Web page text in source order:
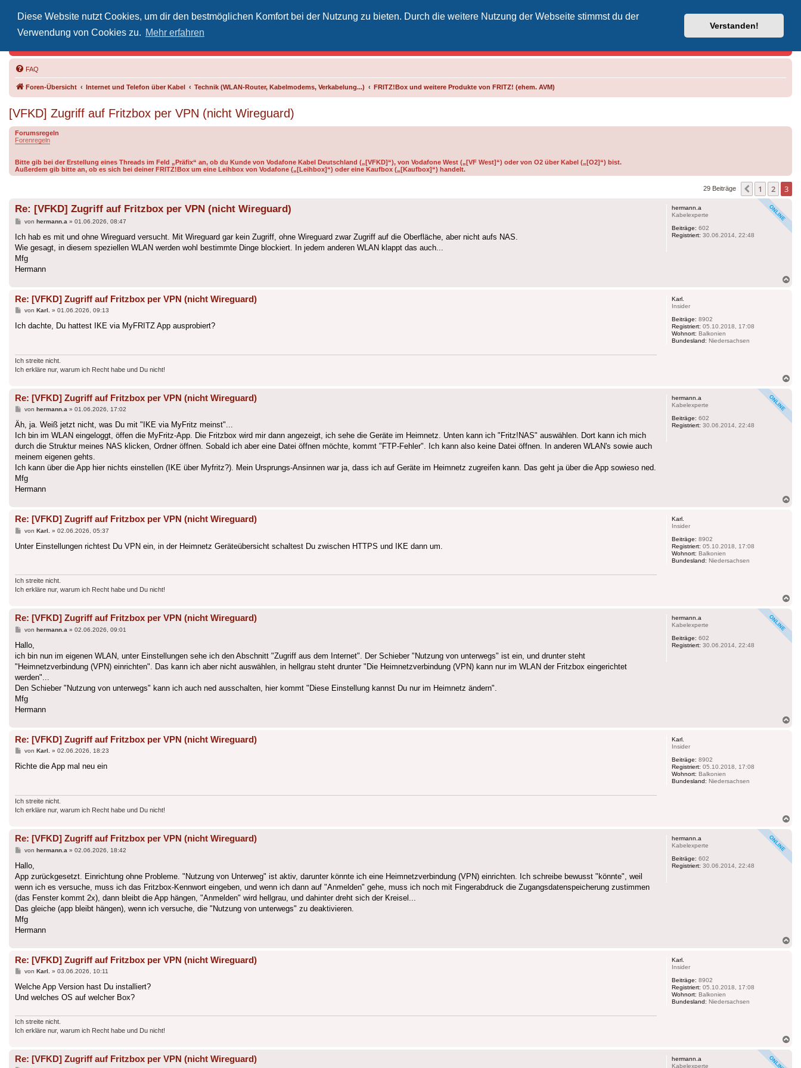
Diese Website nutzt Cookies, um dir den bestmöglichen Komfort bei der Nutzung zu bieten. Durch die weitere Nutzung der Webseite stimmst du der
Verwendung von Cookies zu. Mehr erfahren
Verstanden!
Vodafone-Kabel-Helpdesk
FAQ
Foren-Übersicht Internet und Telefon über Kabel Technik (WLAN-Router, Kabelmodems, Verkabelung...) FRITZ!Box und weitere Produkte von FRITZ! (ehem. AVM)
[VFKD] Zugriff auf Fritzbox per VPN (nicht Wireguard)
Forumsregeln
Forenregeln
Bitte gib bei der Erstellung eines Threads im Feld „Präfix“ an, ob du Kunde von Vodafone Kabel Deutschland („[VFKD]“), von Vodafone West („[VF West]“) oder von O2 über Kabel („[O2]“) bist.
Außerdem gib bitte an, ob es sich bei deiner FRITZ!Box um eine Leihbox von Vodafone („[Leihbox]“) oder eine Kaufbox („[Kaufbox]“) handelt.
29 Beiträge Vorherige
1 2 3
hermann.a
Kabelexperte
Beiträge: 602
Registriert: 30.06.2014, 22:48
Re: [VFKD] Zugriff auf Fritzbox per VPN (nicht Wireguard)
Beitrag
von hermann.a » 01.06.2026, 08:47
Ich hab es mit und ohne Wireguard versucht. Mit Wireguard gar kein Zugriff, ohne Wireguard zwar Zugriff auf die Oberfläche, aber nicht aufs NAS.
Wie gesagt, in diesem speziellen WLAN werden wohl bestimmte Dinge blockiert. In jedem anderen WLAN klappt das auch...
Mfg
Hermann
Karl.
Insider
Beiträge: 8902
Registriert: 05.10.2018, 17:08
Wohnort: Balkonien
Bundesland: Niedersachsen
Re: [VFKD] Zugriff auf Fritzbox per VPN (nicht Wireguard)
Beitrag
von Karl. » 01.06.2026, 09:13
Ich dachte, Du hattest IKE via MyFRITZ App ausprobiert?
Ich streite nicht.
Ich erkläre nur, warum ich Recht habe und Du nicht!
hermann.a
Kabelexperte
Beiträge: 602
Registriert: 30.06.2014, 22:48
Re: [VFKD] Zugriff auf Fritzbox per VPN (nicht Wireguard)
Beitrag
von hermann.a» 01.06.2026, 17:02
Äh, ja. Weiß jetzt nicht, was Du mit "IKE via MyFritz meinst"...
Ich bin im WLAN eingeloggt, öffen die MyFritz-App. Die Fritzbox wird mir dann angezeigt, ich sehe die Geräte im Heimnetz. Unten kann ich "Fritz!NAS" auswählen. Dort kann ich mich
durch die Struktur meines NAS klicken, Ordner öffnen. Sobald ich aber eine Datei öffnen möchte, kommt "FTP-Fehler". Ich kann also keine Datei öffnen. In anderen WLAN's sowie auch
meinem eigenen gehts.
Ich kann über die App hier nichts einstellen (IKE über Myfritz?). Mein Ursprungs-Ansinnen war ja, dass ich auf Geräte im Heimnetz zugreifen kann. Das geht ja über die App sowieso ned.
Mfg
Hermann
Karl.
Insider
Beiträge: 8902
Registriert: 05.10.2018, 17:08
Wohnort: Balkonien
Bundesland: Niedersachsen
Re: [VFKD] Zugriff auf Fritzbox per VPN (nicht Wireguard)
Beitrag
von Karl. » 02.06.2026, 05:37
Unter Einstellungen richtest Du VPN ein, in der Heimnetz Geräteübersicht schaltest Du zwischen HTTPS und IKE dann um.
Ich streite nicht.
Ich erkläre nur, warum ich Recht habe und Du nicht!
hermann.a
Kabelexperte
Beiträge: 602
Registriert: 30.06.2014, 22:48
Re: [VFKD] Zugriff auf Fritzbox per VPN (nicht Wireguard)
Beitrag
von hermann.a » 02.06.2026, 09:01
Hallo,
ich bin nun im eigenen WLAN, unter Einstellungen sehe ich den Abschnitt "Zugriff aus dem Internet". Der Schieber "Nutzung von unterwegs" ist ein, und drunter steht
"Heimnetzverbindung (VPN) einrichten". Das kann ich aber nicht auswählen, in hellgrau steht drunter "Die Heimnetzverbindung (VPN) kann nur im WLAN der Fritzbox eingerichtet
werden"...
Den Schieber "Nutzung von unterwegs" kann ich auch ned ausschalten, hier kommt "Diese Einstellung kannst Du nur im Heimnetz ändern".
Mfg
Hermann
Karl.
Insider
Beiträge: 8902
Registriert: 05.10.2018, 17:08
Wohnort: Balkonien
Bundesland: Niedersachsen
Re: [VFKD] Zugriff auf Fritzbox per VPN (nicht Wireguard)
Beitrag
von Karl. » 02.06.2026, 18:23
Richte die App mal neu ein
Ich streite nicht.
Ich erkläre nur, warum ich Recht habe und Du nicht!
hermann.a
Kabelexperte
Beiträge: 602
Registriert: 30.06.2014, 22:48
Re: [VFKD] Zugriff auf Fritzbox per VPN (nicht Wireguard)
Beitrag
von hermann.a » 02.06.2026, 18:42
Hallo,
App zurückgesetzt. Einrichtung ohne Probleme. "Nutzung von Unterweg" ist aktiv, darunter könnte ich eine Heimnetzverbindung (VPN) einrichten. Ich schreibe bewusst "könnte", weil
wenn ich es versuche, muss ich das Fritzbox-Kennwort eingeben, und wenn ich dann auf "Anmelden" gehe, muss ich noch mit Fingerabdruck die Zugangsdatenspeicherung zustimmen
(das Fenster kommt 2x), dann bleibt die App hängen, "Anmelden" wird hellgrau, und dahinter dreht sich der Kreisel...
Das gleiche (app bleibt hängen), wenn ich versuche, die "Nutzung von unterwegs" zu deaktivieren.
Mfg
Hermann
Karl.
Insider
Beiträge: 8902
Registriert: 05.10.2018, 17:08
Wohnort: Balkonien
Bundesland: Niedersachsen
Re: [VFKD] Zugriff auf Fritzbox per VPN (nicht Wireguard)
Beitrag
von Karl. » 03.06.2026, 10:11
Welche App Version hast Du installiert?
Und welches OS auf welcher Box?
Ich streite nicht.
Ich erkläre nur, warum ich Recht habe und Du nicht!
hermann.a
Kabelexperte
Re: [VFKD] Zugriff auf Fritzbox per VPN (nicht Wireguard)